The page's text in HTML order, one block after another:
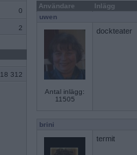
0
2
18 312
Användare
Inlägg
uwen
Antal inlägg:
11505
dockteater
brini
termit